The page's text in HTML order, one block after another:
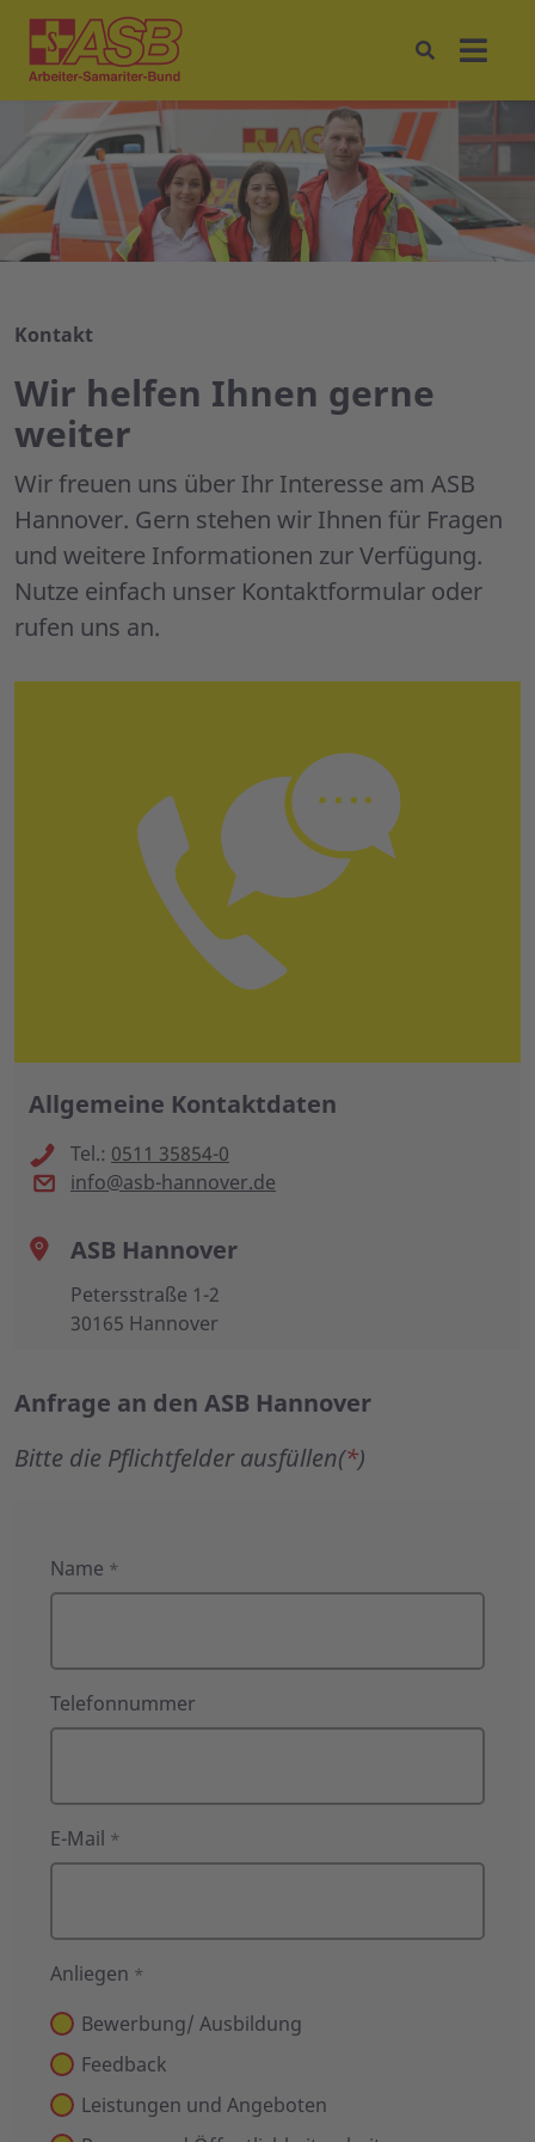
Kontakt
Wir helfen Ihnen gerne
weiter
Wir freuen uns über Ihr Interesse am ASB
Hannover. Gern stehen wir Ihnen für Fragen
und weitere Informationen zur Verfügung.
Nutze einfach unser Kontaktformular oder
rufen uns an.
Allgemeine Kontaktdaten
Tel.: 0511 35854-0
info@asb-hannover.de
ASB Hannover
Petersstraße 1-2
30165 Hannover
Anfrage an den ASB Hannover
Bitte die Pflichtfelder ausfüllen(*)
Anfrage
an
Hannover
Name *
Telefonnummer
E-Mail *
Anliegen *
Bewerbung/ Ausbildung
Feedback
Leistungen und Angeboten